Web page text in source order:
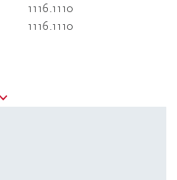
1116.1110
1116.1110